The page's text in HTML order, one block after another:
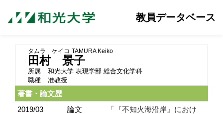
教員データベース
タムラ ケイコ TAMURA Keiko
田村 景子
所属
和光大学 表現学部 総合文化学科
職種
准教授
著書・論文歴
2019/03
論文
「『不知火海沿岸』におけ